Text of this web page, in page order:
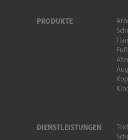
PRODUKTE
DIENSTLEISTUNGEN